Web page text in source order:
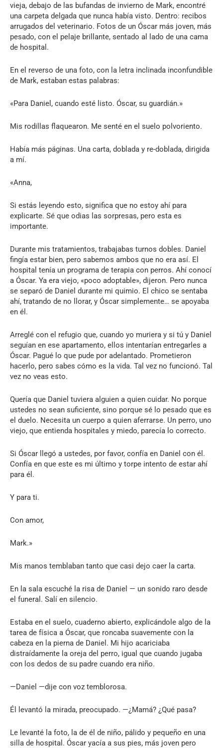
vieja, debajo de las bufandas de invierno de Mark, encontré
una carpeta delgada que nunca había visto. Dentro: recibos
arrugados del veterinario. Fotos de un Óscar más joven, más
pesado, con el pelaje brillante, sentado al lado de una cama
de hospital.
En el reverso de una foto, con la letra inclinada inconfundible
de Mark, estaban estas palabras:
«Para Daniel, cuando esté listo. Óscar, su guardián.»
Mis rodillas flaquearon. Me senté en el suelo polvoriento.
Había más páginas. Una carta, doblada y re-doblada, dirigida
a mí.
«Anna,
Si estás leyendo esto, significa que no estoy ahí para
explicarte. Sé que odias las sorpresas, pero esta es
importante.
Durante mis tratamientos, trabajabas turnos dobles. Daniel
fingía estar bien, pero sabemos ambos que no era así. El
hospital tenía un programa de terapia con perros. Ahí conocí
a Óscar. Ya era viejo, «poco adoptable», dijeron. Pero nunca
se separó de Daniel durante mi quimio. El chico se sentaba
ahí, tratando de no llorar, y Óscar simplemente… se apoyaba
en él.
Arreglé con el refugio que, cuando yo muriera y si tú y Daniel
seguían en ese apartamento, ellos intentarían entregarles a
Óscar. Pagué lo que pude por adelantado. Prometieron
hacerlo, pero sabes cómo es la vida. Tal vez no funcionó. Tal
vez no veas esto.
Quería que Daniel tuviera alguien a quien cuidar. No porque
ustedes no sean suficiente, sino porque sé lo pesado que es
el duelo. Necesita un cuerpo a quien aferrarse. Un perro, uno
viejo, que entienda hospitales y miedo, parecía lo correcto.
Si Óscar llegó a ustedes, por favor, confía en Daniel con él.
Confía en que este es mi último y torpe intento de estar ahí
para él.
Y para ti.
Con amor,
Mark.»
Mis manos temblaban tanto que casi dejo caer la carta.
En la sala escuché la risa de Daniel — un sonido raro desde
el funeral. Salí en silencio.
Estaba en el suelo, cuaderno abierto, explicándole algo de la
tarea de física a Óscar, que roncaba suavemente con la
cabeza en la pierna de Daniel. Mi hijo acariciaba
distraídamente la oreja del perro, igual que cuando jugaba
con los dedos de su padre cuando era niño.
—Daniel —dije con voz temblorosa.
Él levantó la mirada, preocupado. —¿Mamá? ¿Qué pasa?
Le levanté la foto, la de él de niño, pálido y pequeño en una
silla de hospital. Óscar yacía a sus pies, más joven pero